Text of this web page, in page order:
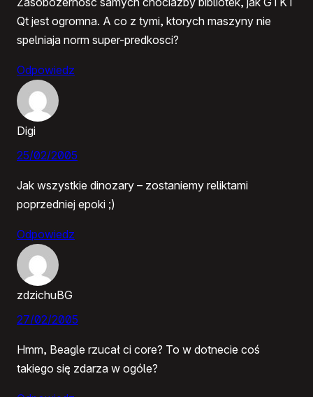
Qt jest ogromna. A co z tymi, ktorych maszyny nie
spelniaja norm super-predkosci?
Odpowiedz
Digi
25/02/2005
Jak wszystkie dinozary – zostaniemy reliktami
poprzedniej epoki ;)
Odpowiedz
zdzichuBG
27/02/2005
Hmm, Beagle rzucał ci core? To w dotnecie coś
takiego się zdarza w ogóle?